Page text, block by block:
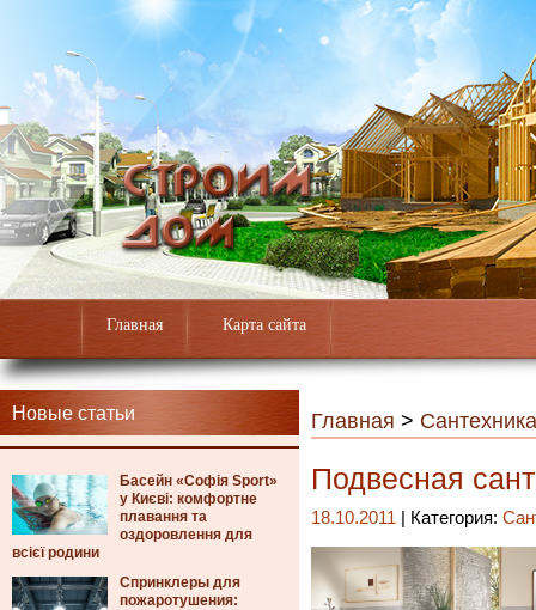
Главная Карта сайта
Новые статьи
Басейн «Софія Sport»
у Києві: комфортне
плавання та
оздоровлення для
всієї родини
Спринклеры для
пожаротушения:
Главная > Сантехника
Подвесная
18.10.2011 | Категория: